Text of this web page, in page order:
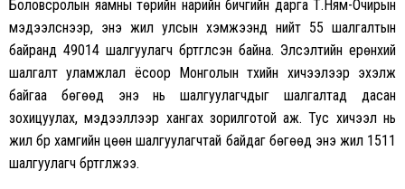
Боловсролын яамны төрийн нарийн бичгийн дарга Т.Ням-Очирын
мэдээлснээр, энэ жил улсын хэмжээнд нийт 55 шалгалтын
байранд 49014 шалгуулагч бүртгүүлсэн байна. Элсэлтийн ерөнхий
шалгалт уламжлал ёсоор Монголын түүхийн хичээлээр эхэлж
байгаа бөгөөд энэ нь шалгуулагчдыг шалгалтад дасан
зохицуулах, мэдээллээр хангах зорилготой аж. Тус хичээл нь
жил бүр хамгийн цөөн шалгуулагчтай байдаг бөгөөд энэ жил 1511
шалгуулагч бүртгүүлжээ.